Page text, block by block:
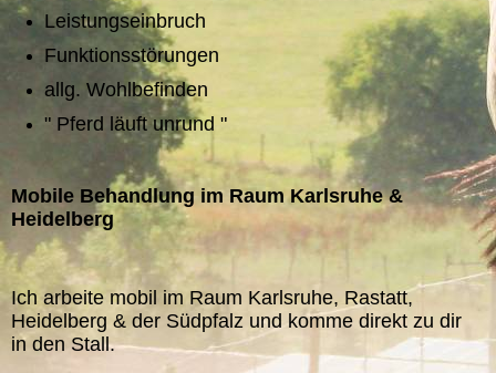
Leistungseinbruch
Funktionsstörungen
allg. Wohlbefinden
" Pferd läuft unrund "
Mobile Behandlung im Raum Karlsruhe &
Heidelberg
Ich arbeite mobil im Raum Karlsruhe, Rastatt,
Heidelberg & der Südpfalz und komme direkt zu dir
in den Stall.